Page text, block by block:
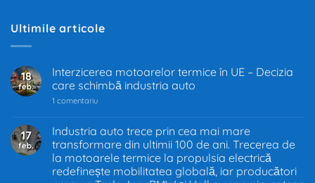
Ultimile articole
18
feb.
Interzicerea motoarelor termice în UE – Decizia
care schimbă industria auto
1 comentariula
termice
în
UE
–
Decizia
care
17
feb.
Industria auto trece prin cea mai mare
transformare din ultimii 100 de ani. Trecerea de
la motoarele termice la propulsia electrică
redefinește mobilitatea globală, iar producători